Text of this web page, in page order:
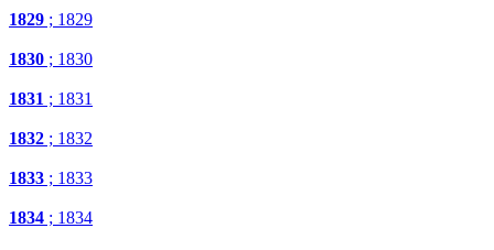
1829 ; 1829
1830 ; 1830
1831 ; 1831
1832 ; 1832
1833 ; 1833
1834 ; 1834